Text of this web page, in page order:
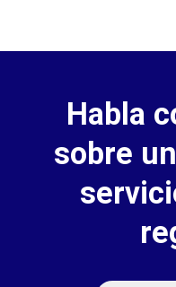
Habla
sobre